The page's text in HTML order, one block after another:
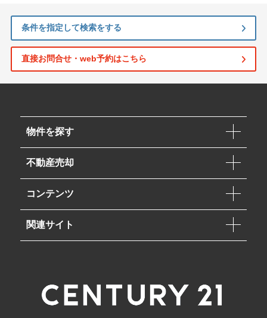
条件を指定して検索をする
直接お問合せ・web予約はこちら
物件を探す
不動産売却
コンテンツ
関連サイト